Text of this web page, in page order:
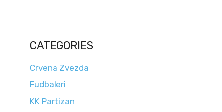
CATEGORIES
Crvena Zvezda
Fudbaleri
KK Partizan